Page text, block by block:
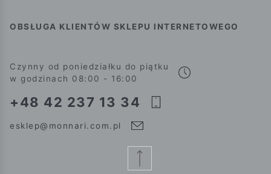
OBSŁUGA KLIENTÓW SKLEPU INTERNETOWEGO
Czynny od poniedziałku do piątku
w godzinach 08:00 - 16:00
+48 42 237 13 34
esklep@monnari.com.pl